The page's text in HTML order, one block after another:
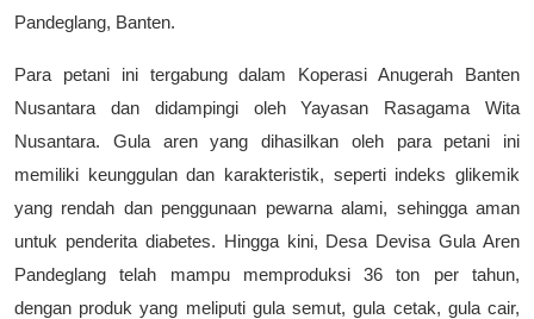
Pandeglang, Banten.
Para petani ini tergabung dalam Koperasi Anugerah Banten
Nusantara dan didampingi oleh Yayasan Rasagama Wita
Nusantara. Gula aren yang dihasilkan oleh para petani ini
memiliki keunggulan dan karakteristik, seperti indeks glikemik
yang rendah dan penggunaan pewarna alami, sehingga aman
untuk penderita diabetes. Hingga kini, Desa Devisa Gula Aren
Pandeglang telah mampu memproduksi 36 ton per tahun,
dengan produk yang meliputi gula semut, gula cetak, gula cair,